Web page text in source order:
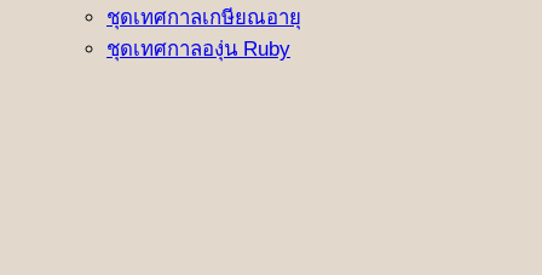
ชุดเทศกาลเกษียณอายุ
ชุดเทศกาลองุ่น Ruby